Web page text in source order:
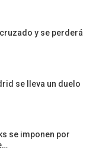
y se perderá
se lleva un duelo
se imponen por